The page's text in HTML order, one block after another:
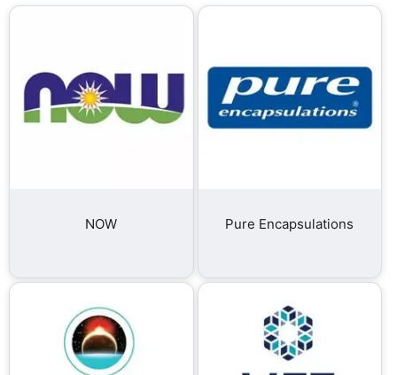
NOW Pure Encapsulations